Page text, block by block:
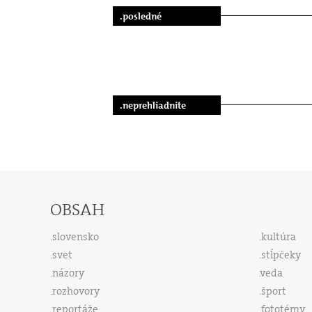
.posledné
.neprehliadnite
OBSAH
slovensko
svet
názory
rozhovory
reportáže
kultúra
stĺpčeky
veda
šport
fototémy